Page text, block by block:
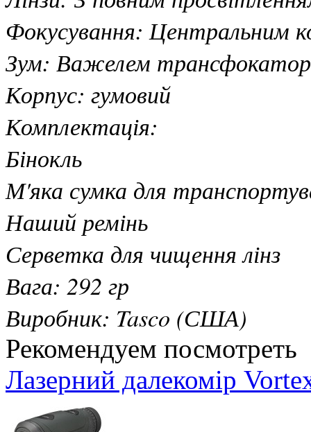
Фокусування: Центральним
Зум: Важелем
Корпус: гумовий
Комплектація:
Бінокль
М'яка сумка для
Наший ремінь
Серветка для чищення лінз
Вага: 292 гр
Виробник: Tasco (США)
Рекомендуем посмотреть
Лазерний далекомір